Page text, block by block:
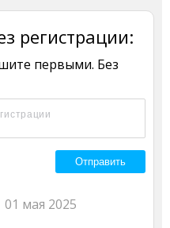
регистрации:
первыми. Без
01 мая 2025